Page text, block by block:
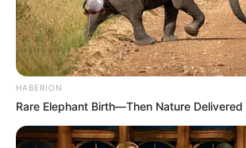
HABERION
Rare Elephant Birth—Then Nature